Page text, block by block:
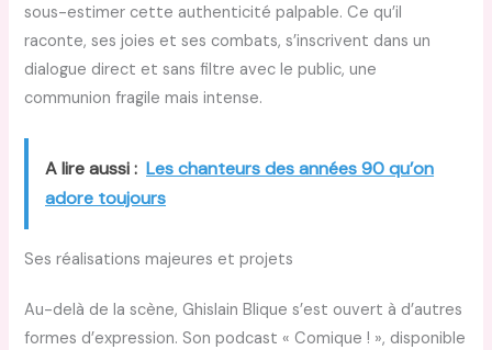
sous-estimer cette authenticité palpable. Ce qu’il
raconte, ses joies et ses combats, s’inscrivent dans un
dialogue direct et sans filtre avec le public, une
communion fragile mais intense.
A lire aussi : Les chanteurs des années 90 qu’on
adore toujours
Ses réalisations majeures et projets
Au-delà de la scène, Ghislain Blique s’est ouvert à d’autres
formes d’expression. Son podcast « Comique ! », disponible